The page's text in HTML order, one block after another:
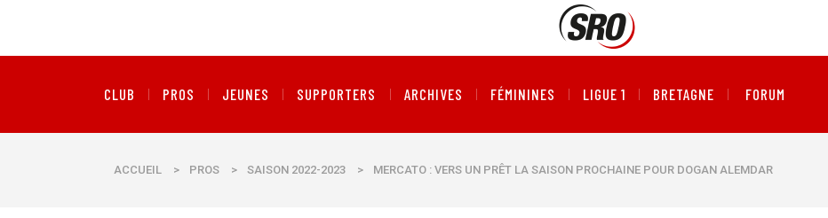
CLUB PROS JEUNES SUPPORTERS ARCHIVES FÉMININES LIGUE 1 BRETAGNE FORUM
ACCUEIL > PROS > SAISON 2022-2023 > MERCATO : VERS UN PRÊT LA SAISON PROCHAINE POUR DOGAN ALEMDAR